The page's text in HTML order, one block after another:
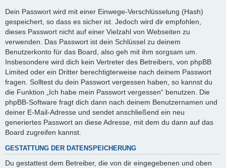
Dein Passwort wird mit einer Einwege-Verschlüsselung (Hash)
gespeichert, so dass es sicher ist. Jedoch wird dir empfohlen,
dieses Passwort nicht auf einer Vielzahl von Webseiten zu
verwenden. Das Passwort ist dein Schlüssel zu deinem
Benutzerkonto für das Board, also geh mit ihm sorgsam um.
Insbesondere wird dich kein Vertreter des Betreibers, von phpBB
Limited oder ein Dritter berechtigterweise nach deinem Passwort
fragen. Solltest du dein Passwort vergessen haben, so kannst du
die Funktion „Ich habe mein Passwort vergessen“ benutzen. Die
phpBB-Software fragt dich dann nach deinem Benutzernamen und
deiner E-Mail-Adresse und sendet anschließend ein neu
generiertes Passwort an diese Adresse, mit dem du dann auf das
Board zugreifen kannst.
GESTATTUNG DER DATENSPEICHERUNG
Du gestattest dem Betreiber, die von dir eingegebenen und oben